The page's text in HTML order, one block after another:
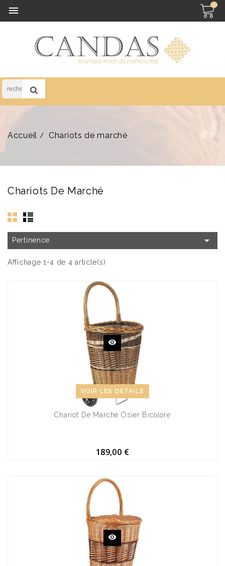
 (0)
Accueil Chariots de marché
Chariots De Marché
Pertinence 
Affichage 1-4 de 4 article(s)
VOIR LES DÉTAILS
Chariot De Marché Osier Bicolore
189,00 €